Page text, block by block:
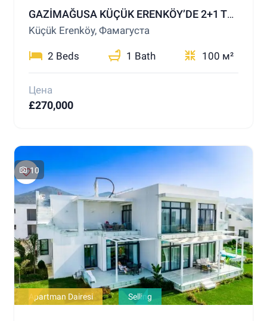
GAZİMAĞUSA KÜÇÜK ERENKÖY’DE 2+1 TERASLI PENTHOUSE – DENİZE YALNIZCA 200 METRE!
Küçük Erenköy, Фамагуста
2 Beds 1 Bath 100 м²
Цена
£270,000
10
Apartman Dairesi Selling